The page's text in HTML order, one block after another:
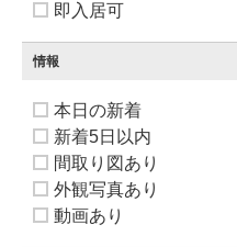
即入居可
情報
本日の新着
新着5日以内
間取り図あり
外観写真あり
動画あり